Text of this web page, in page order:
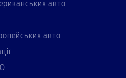
авто
авто